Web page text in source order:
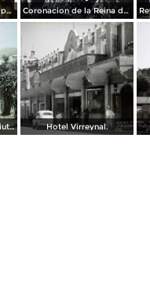
Alegorias de las fiestas patrias de Teziutlán, Puebla 1923 Coronacion de la Reina de las fiestas patrias de Teziutlán, Puebla.
Escena callejera de Teziutlán, Puebla. ( Circulada el 10 de Abril de 1909 ). Hotel Virreynal.